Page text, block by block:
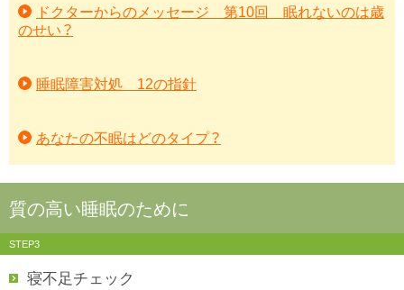
ドクターからのメッセージ 第10回 眠れないのは歳
のせい？
睡眠障害対処 12の指針
あなたの不眠はどのタイプ？
質の高い睡眠のために
STEP3
寝不足チェック